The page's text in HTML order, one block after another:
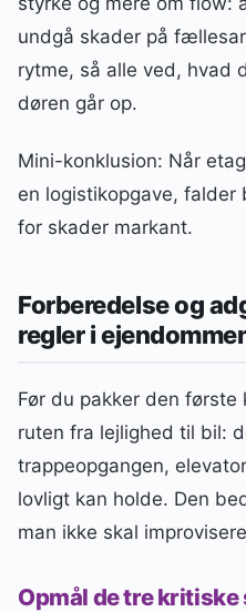
undgå skader på
rytme, så alle ved, hvad
døren går op.
Mini-konklusion: Når
en logistikopgave,
for skader markant.
Forberedelse og
regler i
Før du pakker den
ruten fra lejlighed til bil:
trappeopgangen,
lovligt kan holde. Den
man ikke skal
Opmål de tre kritiske